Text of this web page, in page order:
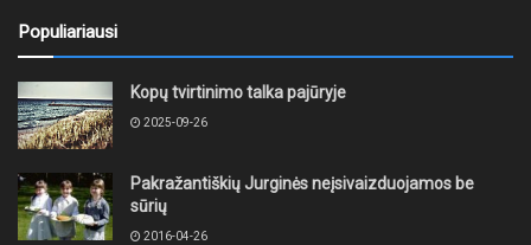
Populiariausi
Kopų tvirtinimo talka pajūryje
2025-09-26
Pakražantiškių Jurginės neįsivaizduojamos be
sūrių
2016-04-26